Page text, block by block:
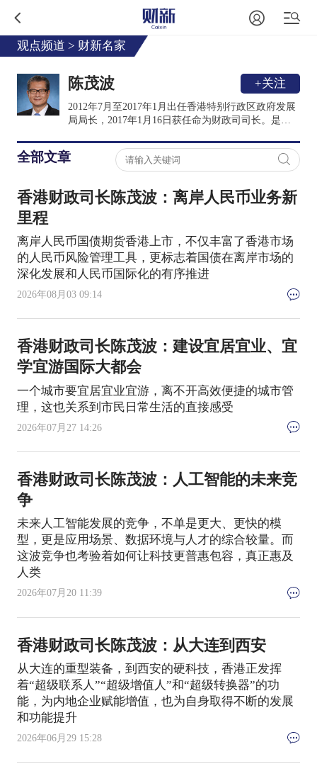
观点频道 > 财新名家
陈茂波 +关注
2012年7月至2017年1月出任香港特别行政区政府发展
局局长，2017年1月16日获任命为财政司司长。是香
港分会前任主席。加入政府前，曾担任多项公职，包
括立法会议员、法律援助服务局主席、西九文化区管
理局董事局成员、策略发展委员会非官方委员和香港
中文大学校董会成员。
全部文章
香港财政司长陈茂波：离岸人民币业务新
里程
离岸人民币国债期货香港上市，不仅丰富了香港市场
的人民币风险管理工具，更标志着国债在离岸市场的
深化发展和人民币国际化的有序推进
2026年08月03 09:14
香港财政司长陈茂波：建设宜居宜业、宜
学宜游国际大都会
一个城市要宜居宜业宜游，离不开高效便捷的城市管
理，这也关系到市民日常生活的直接感受
2026年07月27 14:26
香港财政司长陈茂波：人工智能的未来竞
争
未来人工智能发展的竞争，不单是更大、更快的模
型，更是应用场景、数据环境与人才的综合较量。而
这波竞争也考验着如何让科技更普惠包容，真正惠及
人类
2026年07月20 11:39
香港财政司长陈茂波：从大连到西安
从大连的重型装备，到西安的硬科技，香港正发挥
着“超级联系人”“超级增值人”和“超级转换器”的功
能，为内地企业赋能增值，也为自身取得不断的发展
和功能提升
2026年06月29 15:28